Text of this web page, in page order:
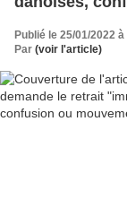
Publié le 25/01/2022
Par (voir l'article)